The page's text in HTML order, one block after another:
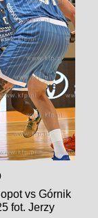
vs Górnik
fot. Jerzy